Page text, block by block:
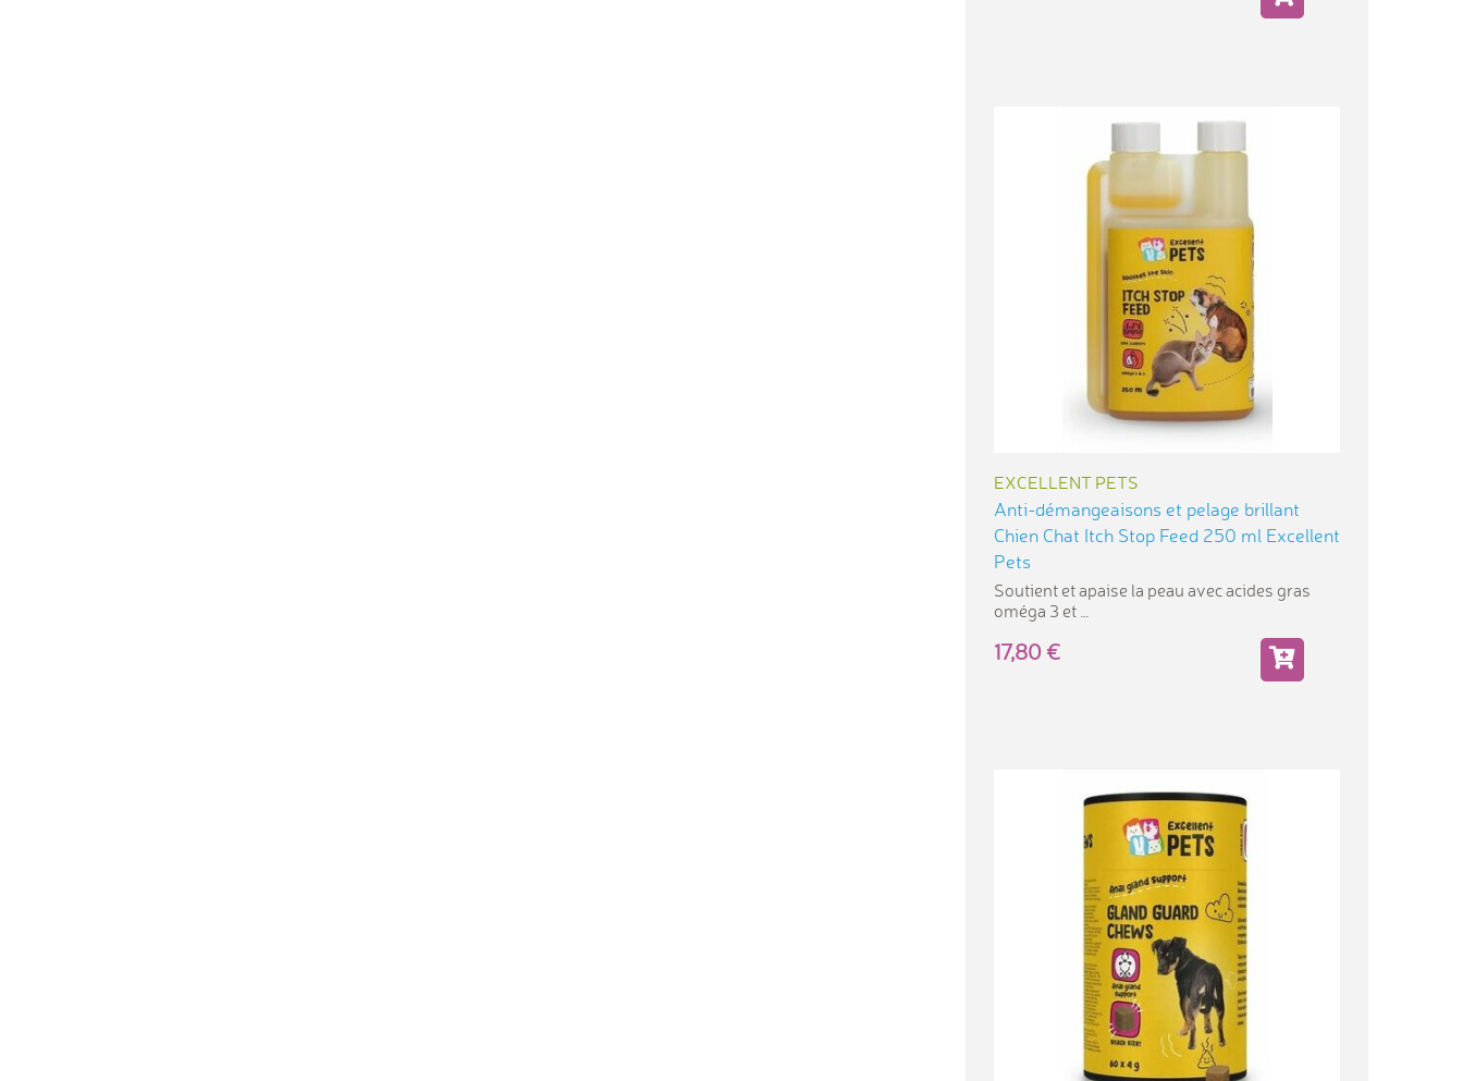
EXCELLENT PETS
Anti-démangeaisons et pelage brillant
Chien Chat Itch Stop Feed 250 ml Excellent
Pets
Soutient et apaise la peau avec acides gras
oméga 3 et
17,80